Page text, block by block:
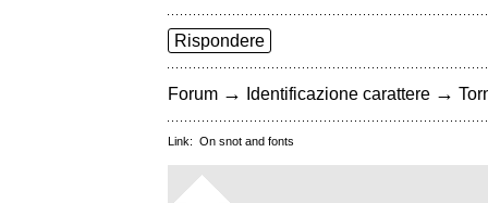
Rispondere
Forum → Identificazione carattere →
Link: On snot and fonts